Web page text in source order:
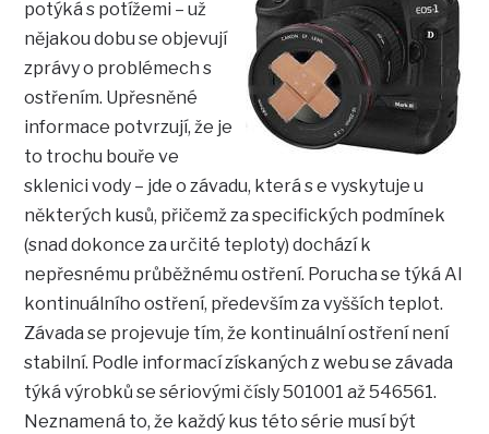
potýká s potížemi – už
nějakou dobu se objevují
zprávy o problémech s
ostřením. Upřesněné
informace potvrzují, že je
to trochu bouře ve
sklenici vody – jde o závadu, která s e vyskytuje u
některých kusů, přičemž za specifických podmínek
(snad dokonce za určité teploty) dochází k
nepřesnému průběžnému ostření. Porucha se týká AI
kontinuálního ostření, především za vyšších teplot.
Závada se projevuje tím, že kontinuální ostření není
stabilní. Podle informací získaných z webu se závada
týká výrobků se sériovými čísly 501001 až 546561.
Neznamená to, že každý kus této série musí být